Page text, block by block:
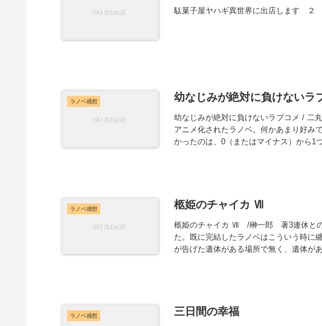
駄菓子屋ヤハギ異世界に出店します ２
ラノベ感想 幼なじみが絶対に負けないラ
幼なじみが絶対に負けないラブコメ / 二
アニメ化されたラノベ。何かあまり好み
かったのは、0（またはマイナス）から1
ラノベ感想 柩姫のチャイカ Ⅶ
柩姫のチャイカ Ⅶ /榊一郎 著3連休との
た。既に完結したラノベはこういう時に
が告げた遺体がある場所で無く、遺体が
ラノベ感想 三日間の幸福